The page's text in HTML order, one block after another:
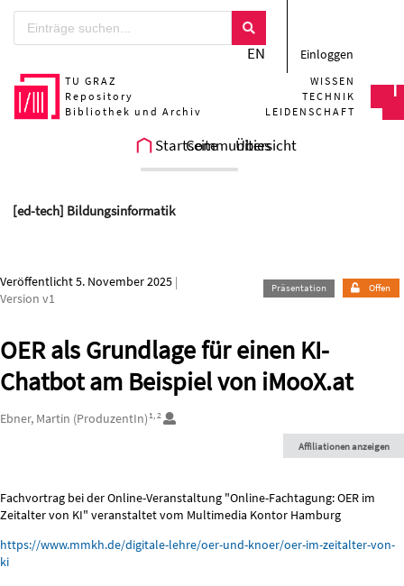
Zum Hauptteil springen
EN Einloggen
TU GRAZ
Repository
Bibliothek und Archiv
WISSEN
TECHNIK
LEIDENSCHAFT
StartseiteCommunities
Übersicht
[ed-tech] Bildungsinformatik
Veröffentlicht 5. November 2025 |
Version v1
Präsentation Offen
OER als Grundlage für einen KI-
Chatbot am Beispiel von iMooX.at
Autor*innen/Ersteller*innen
Ebner, Martin (ProduzentIn)1, 2
Affiliationen anzeigen
Beschreibung
Fachvortrag bei der Online-Veranstaltung "Online-Fachtagung: OER im
Zeitalter von KI" veranstaltet vom Multimedia Kontor Hamburg
https://www.mmkh.de/digitale-lehre/oer-und-knoer/oer-im-zeitalter-von-
ki